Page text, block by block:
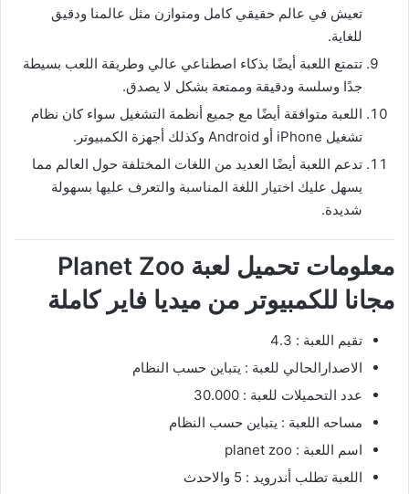
تعيش في عالم حقيقي كامل ومتوازن مثل عالمنا ودقيق
للغاية.
تتمتع اللعبة أيضًا بذكاء اصطناعي عالي وطريقة اللعب بسيطة
جدًا وسلسة ودقيقة وممتعة بشكل لا يصدق.
اللعبة متوافقة أيضًا مع جميع أنظمة التشغيل سواء كان نظام
تشغيل iPhone أو Android وكذلك أجهزة الكمبيوتر.
تدعم اللعبة أيضًا العديد من اللغات المختلفة حول العالم مما
يسهل عليك اختيار اللغة المناسبة والتعرف عليها بسهولة
شديدة.
معلومات تحميل لعبة Planet Zoo
مجانا للكمبيوتر من ميديا فاير كاملة
تقيم اللعبة : 4.3
الاصدارالحالي للعبة : يتباين حسب النظام
عدد التحميلات للعبة : 30.000
مساحه اللعبة : يتباين حسب النظام
اسم اللعبة : planet zoo
اللعبة تطلب أندرويد : 5 والاحدث